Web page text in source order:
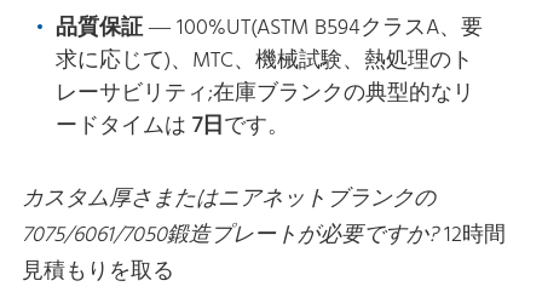
品質保証— 100%UT(ASTM B594クラスA、要
求に応じて)、MTC、機械試験、熱処理のト
レーサビリティ;在庫ブランクの典型的なリ
ードタイムは 7日です。
カスタム厚さまたはニアネットブランクの
7075/6061/7050鍛造プレートが必要ですか?12時間
見積もりを取る